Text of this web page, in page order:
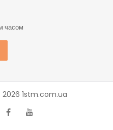
часом
1stm.com.ua